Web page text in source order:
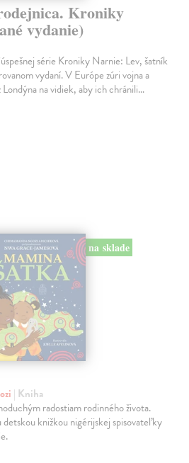
Kroniky
vydanie)
série Kroniky Narnie: Lev, šatník
vydaní. V Európe zúri vojna a
Londýna na vidiek, aby ich chránili…
na sklade
| Kniha
radostiam rodinného života.
knižkou nigérijskej spisovateľky